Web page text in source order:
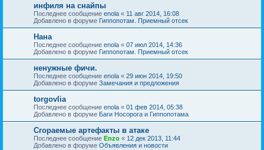
инфиля на снайпы
Последнее сообщение enola « 11 авг 2014, 16:08
Добавлено в форуме Гиппопотам. Приемный отсек
Нана
Последнее сообщение enola « 07 июл 2014, 14:36
Добавлено в форуме Гиппопотам. Приемный отсек
ненужные фичи.
Последнее сообщение enola « 29 июн 2014, 19:50
Добавлено в форуме Замечания и предложения
torgovlia
Последнее сообщение enola « 01 фев 2014, 05:38
Добавлено в форуме Баги Носорога и Гиппопотама
Сгораемые артефакты в атаке
Последнее сообщение Enzo « 12 дек 2013, 11:44
Добавлено в форуме Объявления и новости